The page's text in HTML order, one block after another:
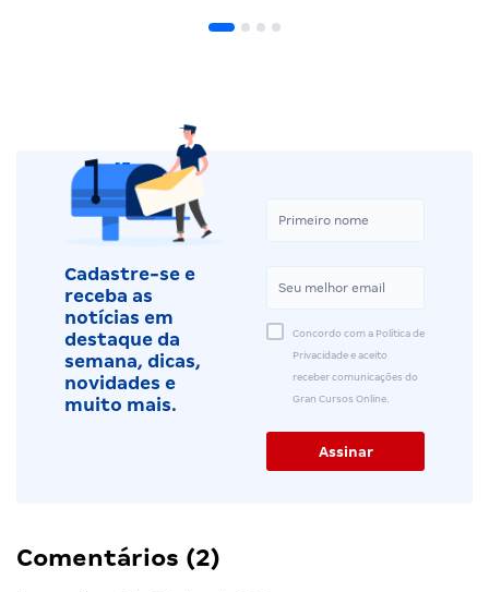
Cadastre-se e
receba as
notícias em
destaque da
semana, dicas,
novidades e
muito mais.
Concordo com a Política de
Privacidade e aceito
receber comunicações do
Gran Cursos Online.
Comentários (2)